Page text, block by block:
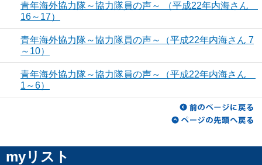
青年海外協力隊～協力隊員の声～ （平成22年内海さん
16～17）
青年海外協力隊～協力隊員の声～（平成22年内海さん 7
～10）
青年海外協力隊～協力隊員の声～（平成22年内海さん
1～6）
myリスト